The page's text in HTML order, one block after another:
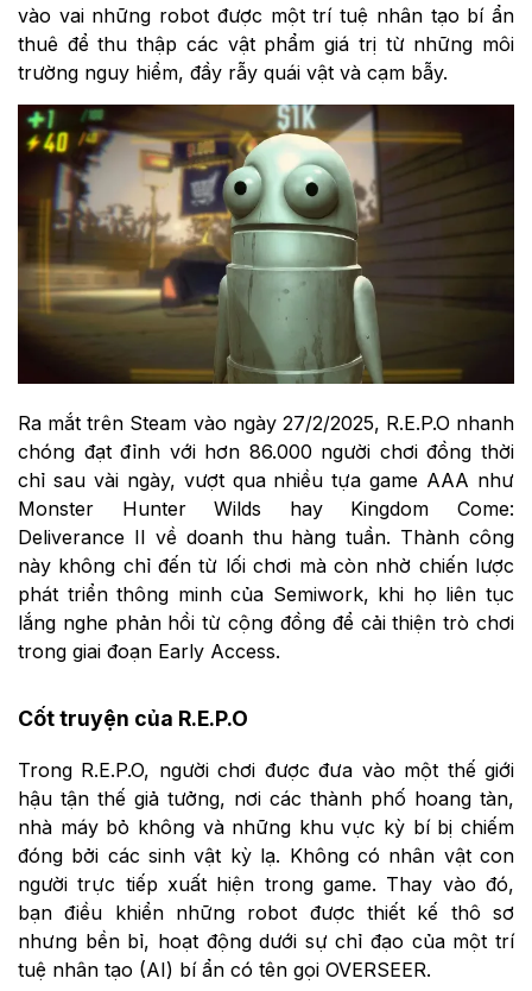
vào vai những robot được một trí tuệ nhân tạo bí ẩn
thuê để thu thập các vật phẩm giá trị từ những môi
trường nguy hiểm, đầy rẫy quái vật và cạm bẫy.
Ra mắt trên Steam vào ngày 27/2/2025, R.E.P.O nhanh
chóng đạt đỉnh với hơn 86.000 người chơi đồng thời
chỉ sau vài ngày, vượt qua nhiều tựa game AAA như
Monster Hunter Wilds hay Kingdom Come:
Deliverance II về doanh thu hàng tuần. Thành công
này không chỉ đến từ lối chơi mà còn nhờ chiến lược
phát triển thông minh của Semiwork, khi họ liên tục
lắng nghe phản hồi từ cộng đồng để cải thiện trò chơi
trong giai đoạn Early Access.
Cốt truyện của R.E.P.O
Trong R.E.P.O, người chơi được đưa vào một thế giới
hậu tận thế giả tưởng, nơi các thành phố hoang tàn,
nhà máy bỏ không và những khu vực kỳ bí bị chiếm
đóng bởi các sinh vật kỳ lạ. Không có nhân vật con
người trực tiếp xuất hiện trong game. Thay vào đó,
bạn điều khiển những robot được thiết kế thô sơ
nhưng bền bỉ, hoạt động dưới sự chỉ đạo của một trí
tuệ nhân tạo (AI) bí ẩn có tên gọi OVERSEER.